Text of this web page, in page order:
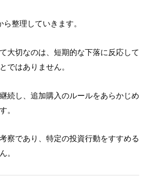
整理していきます。
大切なのは、短期的な下落に反応して
ではありません。
続し、追加購入のルールをあらかじめ
。
察であり、特定の投資行動をすすめる
。